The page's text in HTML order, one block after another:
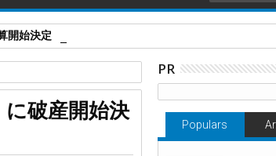
開始決定 事業はA-Gas Japanが承継
破産開始決
PR
Populars